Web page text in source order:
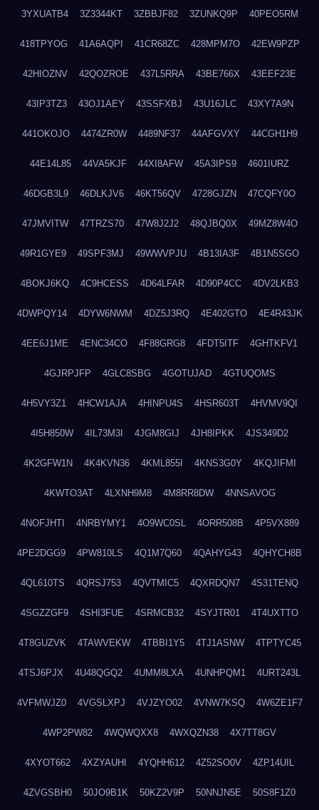
3YXUATB4 3Z3344KT 3ZBBJF82 3ZUNKQ9P 40PEO5RM
418TPYOG 41A6AQPI 41CR68ZC 428MPM7O 42EW9PZP
42HIOZNV 42QOZROE 437L5RRA 43BE766X 43EEF23E
43IP3TZ3 43OJ1AEY 43SSFXBJ 43U16JLC 43XY7A9N
441OKOJO 4474ZR0W 4489NF37 44AFGVXY 44CGH1H9
44E14L85 44VA5KJF 44XI8AFW 45A3IPS9 4601IURZ
46DGB3L9 46DLKJV6 46KT56QV 4728GJZN 47CQFY0O
47JMVITW 47TRZS70 47W8J2J2 48QJBQ0X 49MZ8W4O
49R1GYE9 49SPF3MJ 49WWVPJU 4B13IA3F 4B1N5SGO
4BOKJ6KQ 4C9HCESS 4D64LFAR 4D90P4CC 4DV2LKB3
4DWPQY14 4DYW6NWM 4DZ5J3RQ 4E402GTO 4E4R43JK
4EE6J1ME 4ENC34CO 4F88GRG8 4FDT5ITF 4GHTKFV1
4GJRPJFP 4GLC8SBG 4GOTUJAD 4GTUQOMS
4H5VY3Z1 4HCW1AJA 4HINPU4S 4HSR603T 4HVMV9QI
4I5H850W 4IL73M3I 4JGM8GIJ 4JH8IPKK 4JS349D2
4K2GFW1N 4K4KVN36 4KML855I 4KNS3G0Y 4KQJIFMI
4KWTO3AT 4LXNH9M8 4M8RR8DW 4NNSAVOG
4NOFJHTI 4NRBYMY1 4O9WC0SL 4ORR508B 4P5VX889
4PE2DGG9 4PW810LS 4Q1M7Q60 4QAHYG43 4QHYCH8B
4QL610TS 4QRSJ753 4QVTMIC5 4QXRDQN7 4S31TENQ
4SGZZGF9 4SHI3FUE 4SRMCB32 4SYJTR01 4T4UXTTO
4T8GUZVK 4TAWVEKW 4TBBI1Y5 4TJ1ASNW 4TPTYC45
4TSJ6PJX 4U48QGQ2 4UMM8LXA 4UNHPQM1 4URT243L
4VFMWJZ0 4VGSLXPJ 4VJZYO02 4VNW7KSQ 4W6ZE1F7
4WP2PW82 4WQWQXX8 4WXQZN38 4X7TT8GV
4XYOT662 4XZYAUHI 4YQHH612 4Z52SO0V 4ZP14UIL
4ZVGSBH0 50JO9B1K 50KZ2V9P 50NNJN5E 50S8F1Z0